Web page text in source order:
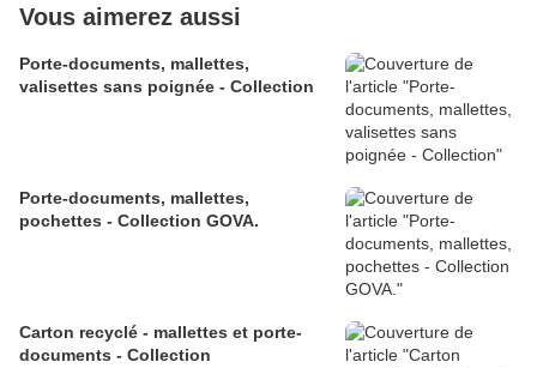
Vous aimerez aussi
Porte-documents, mallettes,
valisettes sans poignée - Collection
Porte-documents, mallettes,
pochettes - Collection GOVA.
Carton recyclé - mallettes et porte-
documents - Collection